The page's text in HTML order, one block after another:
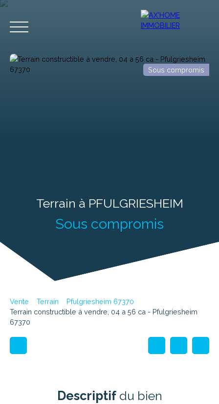
Sous compromis
Terrain à PFULGRIESHEIM
Sous compromis
Vente Terrain
Pfulgriesheim 67370
Terrain constructible à vendre, 04 a 56 ca - Pfulgriesheim
67370
Descriptifdu bien